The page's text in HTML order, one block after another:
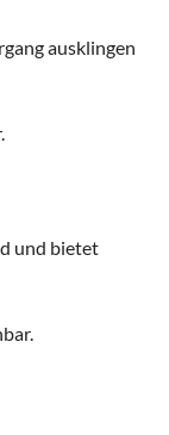
ausklingen
und bietet